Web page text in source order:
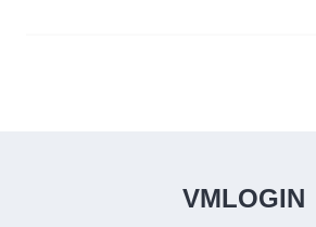
VMLOGIN